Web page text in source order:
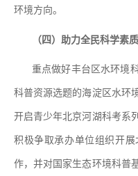
环境方向。
（四）助力全民科学素
重点做好丰台区水环境
科普资源选题的海淀区水环
开启青少年北京河湖科考系
积极争取承办单位组织开
作，并对国家生态环境科普